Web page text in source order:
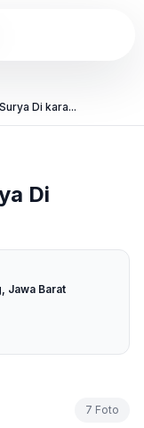
Di kara...
Di
Jawa Barat
7 Foto